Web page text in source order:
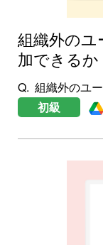
組織外のユ
加できるか
組織外のユ
初級